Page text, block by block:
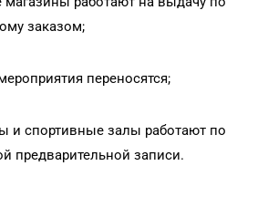
заказом;
переносятся;
и спортивные залы работают по
предварительной записи.